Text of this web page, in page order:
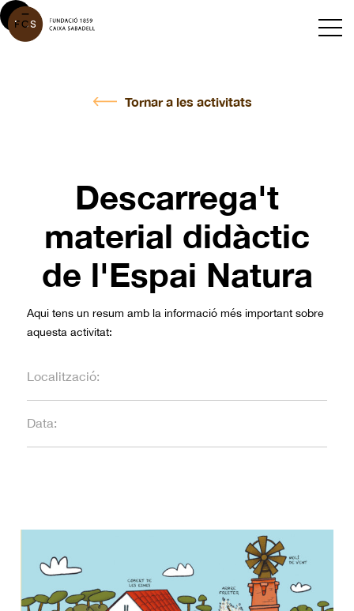
Tornar a les activitats
Descarrega't
material didàctic
de l'Espai Natura
Aqui tens un resum amb la informació més important sobre
aquesta activitat:
Localització:
Data: